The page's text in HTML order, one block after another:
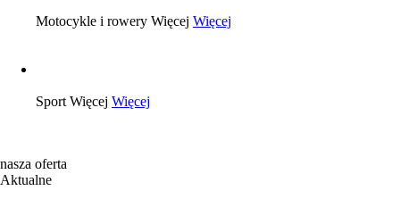
Motocykle i rowery Więcej Więcej
Sport Więcej Więcej
nasza oferta
Aktualne